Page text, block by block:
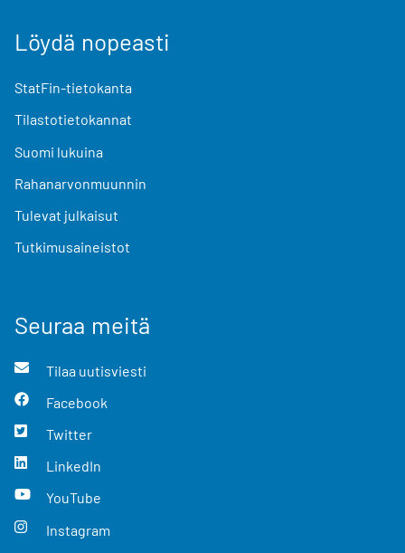
Löydä nopeasti
StatFin-tietokanta
Tilastotietokannat
Suomi lukuina
Rahanarvonmuunnin
Tulevat julkaisut
Tutkimusaineistot
Seuraa meitä
Tilaa uutisviesti
Facebook
Twitter
LinkedIn
YouTube
Instagram